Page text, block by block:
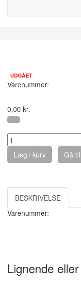
UDGÅET
Varenummer:
0,00 kr.
Læg i kurv
Gå
BESKRIVELSE
Varenummer:
Lignende